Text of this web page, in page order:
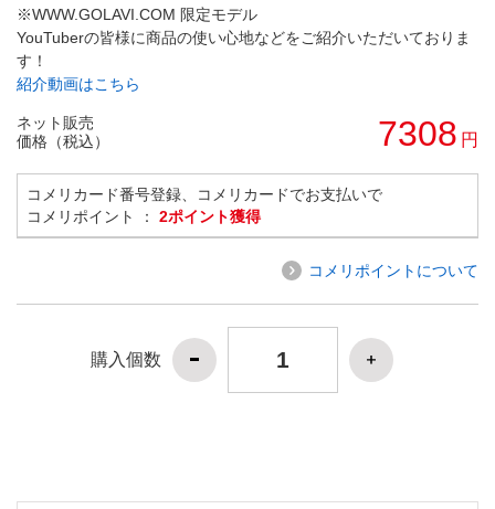
※WWW.GOLAVI.COM 限定モデル
YouTuberの皆様に商品の使い心地などをご紹介いただいておりま
す！
紹介動画はこちら
ネット販売
価格（税込）
7308 円
コメリカード番号登録、コメリカードでお支払いで
コメリポイント ： 2ポイント獲得
コメリポイントについて
購入個数